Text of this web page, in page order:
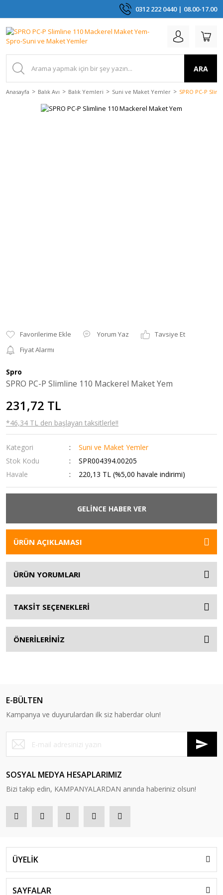
0312 222 0440 | 08.00-17.00
ARA
Anasayfa Balık Avı Balık Yemleri Suni ve Maket Yemler SPRO PC-P
Yorum Yaz
Tavsiye Et
Fiyat Alarmı
Spro
SPRO PC-P Slimline 110 Mackerel Maket Yem
231,72 TL
*46,34 TL den başlayan taksitlerle!!
Kategori
Suni ve Maket Yemler
Stok Kodu
SPR004394.00205
Havale
220,13 TL (%5,00 havale indirimi)
GELİNCE HABER VER
ÜRÜN AÇIKLAMASI
ÜRÜN YORUMLARI
TAKSİT SEÇENEKLERİ
ÖNERİLERİNİZ
E-BÜLTEN
Kampanya ve duyurulardan ilk siz haberdar olun!
SOSYAL MEDYA HESAPLARIMIZ
Bizi takip edin, KAMPANYALARDAN anında haberiniz olsun!
ÜYELİK
SAYFALAR